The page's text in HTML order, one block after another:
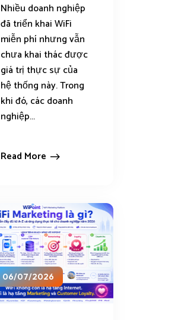
Nhiều doanh nghiệp
đã triển khai WiFi
miễn phí nhưng vẫn
chưa khai thác được
giá trị thực sự của
hệ thống này. Trong
khi đó, các doanh
nghiệp...
Read More
06/07/2026